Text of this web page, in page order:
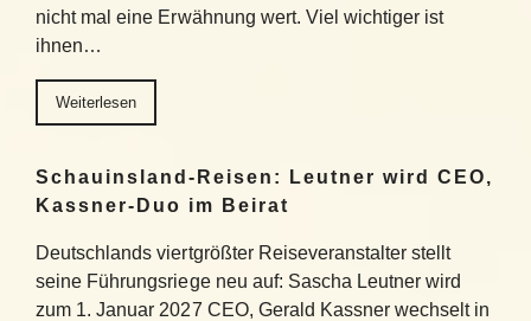
nicht mal eine Erwähnung wert. Viel wichtiger ist
ihnen…
Weiterlesen
Schauinsland-Reisen: Leutner wird CEO,
Kassner-Duo im Beirat
Deutschlands viertgrößter Reiseveranstalter stellt
seine Führungsriege neu auf: Sascha Leutner wird
zum 1. Januar 2027 CEO, Gerald Kassner wechselt in